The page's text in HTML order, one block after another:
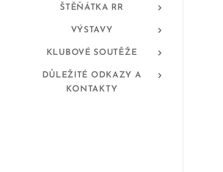
ŠTĚŇÁTKA RR
VÝSTAVY
KLUBOVÉ SOUTĚŽE
DŮLEŽITÉ ODKAZY A
KONTAKTY